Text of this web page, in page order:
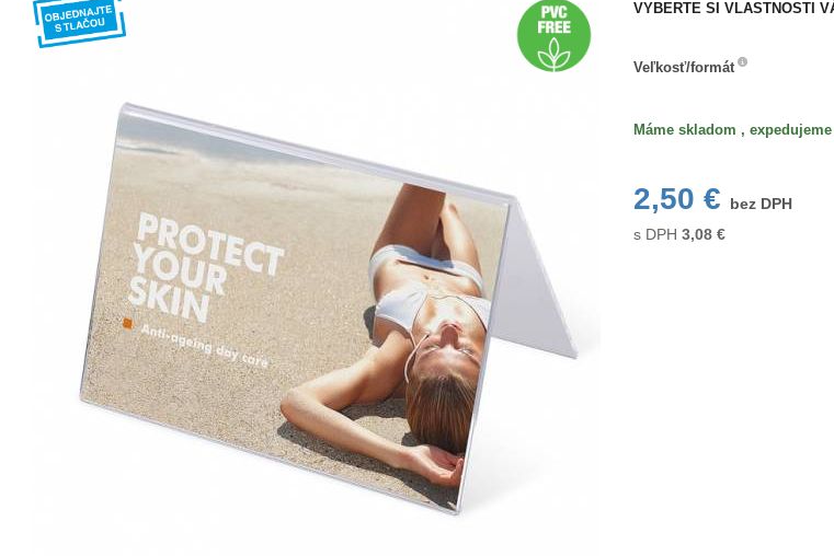
VYBERTE SI VLASTNOSTI
Veľkosť/formát
Máme skladom ,
2,50 €
bez DPH
s DPH 3,08€